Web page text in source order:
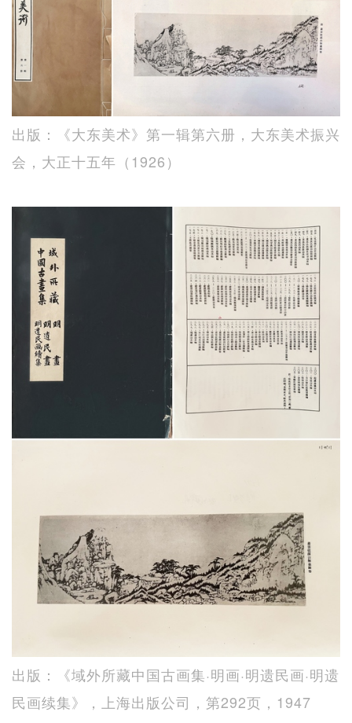
出版：《大东美术》第一辑第六册，大东美术振兴
会，大正十五年（1926）
出版：《域外所藏中国古画集·明画·明遗民画·明遗
民画续集》，上海出版公司，第292页，1947